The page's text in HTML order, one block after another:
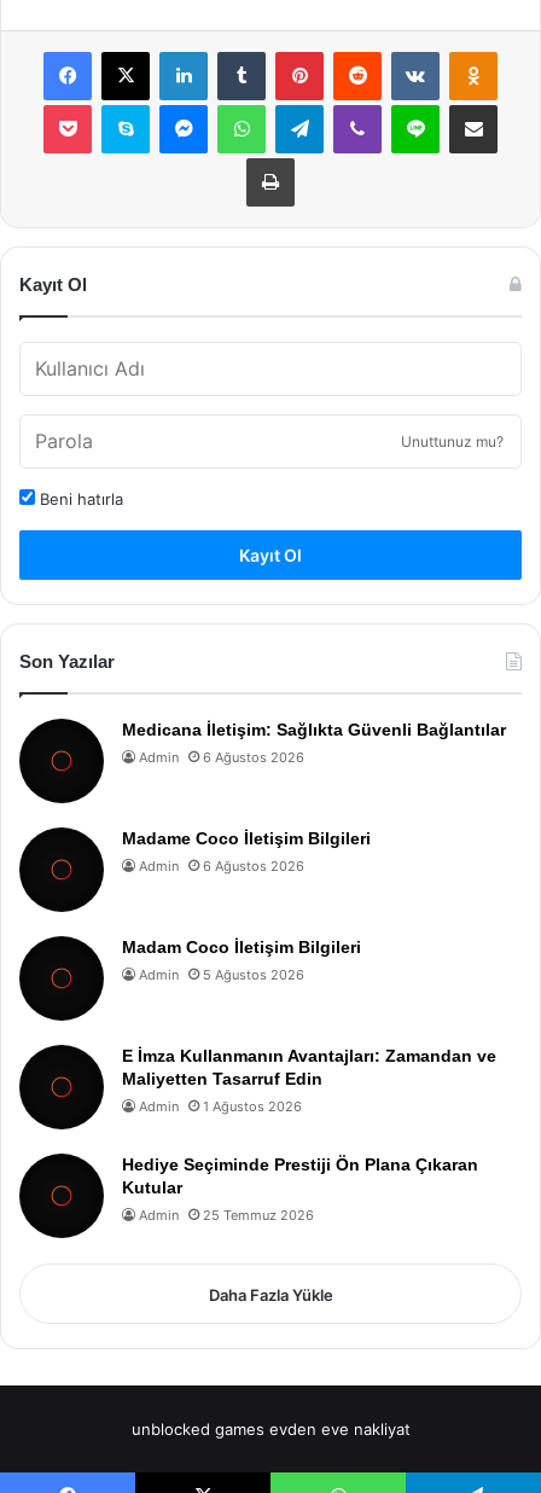
Facebook
X LinkedInTumblr PinterestReddit VKontakte
Pocket Skype MessengerWhatsAppTelegramViber Line E-Posta ile
Yazdır
Kayıt Ol
Unuttunuz mu?
Beni hatırla
Kayıt Ol
Son Yazılar
Medicana İletişim: Sağlıkta Güvenli Bağlantılar
Admin 6 Ağustos 2026
Madame Coco İletişim Bilgileri
Admin 6 Ağustos 2026
Madam Coco İletişim Bilgileri
Admin 5 Ağustos 2026
E İmza Kullanmanın Avantajları: Zamandan ve
Maliyetten Tasarruf Edin
Admin 1 Ağustos 2026
Hediye Seçiminde Prestiji Ön Plana Çıkaran
Kutular
Admin 25 Temmuz 2026
Daha Fazla Yükle
unblocked games evden eve nakliyat